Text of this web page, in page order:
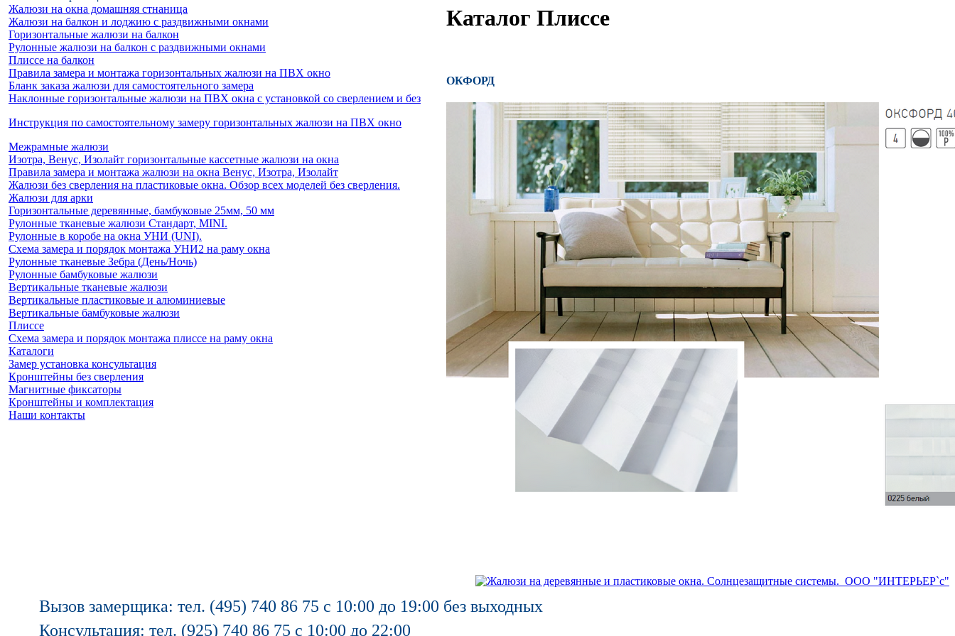
Жалюзи на окна домашняя стнаница
Жалюзи на балкон и лоджию c раздвижными окнами
Горизонтальные жалюзи на балкон
Рулонные жалюзи на балкон с раздвижными окнами
Плиссе на балкон
Правила замера и монтажа горизонтальных жалюзи на ПВХ окно
Бланк заказа жалюзи для самостоятельного замера
Наклонные горизонтальные жалюзи на ПВХ окна с установкой со сверлением и без
Инструкция по самостоятельному замеру горизонтальных жалюзи на ПВХ окно
Межрамные жалюзи
Изотра, Венус, Изолайт горизонтальные кассетные жалюзи на окна
Правила замера и монтажа жалюзи на окна Венус, Изотра, Изолайт
Жалюзи без сверления на пластиковые окна. Обзор всех моделей без сверления.
Жалюзи для арки
Горизонтальные деревянные, бамбуковые 25мм, 50 мм
Рулонные тканевые жалюзи Стандарт, MINI.
Рулонные в коробе на окна УНИ (UNI).
Схема замера и порядок монтажа УНИ2 на раму окна
Рулонные тканевые Зебра (День/Ночь)
Рулонные бамбуковые жалюзи
Вертикальные тканевые жалюзи
Вертикальные пластиковые и алюминиевые
Вертикальные бамбуковые жалюзи
Плиссе
Схема замера и порядок монтажа плиссе на раму окна
Каталоги
Замер установка консультация
Кронштейны без сверления
Магнитные фиксаторы
Кронштейны и комплектация
Наши контакты
Каталог Плиссе
ОКФОРД
Вызов замерщика: тел. (495) 740 86 75 с 10:00 до 19:00 без выходных
Консультация: тел. (925) 740 86 75 с 10:00 до 22:00